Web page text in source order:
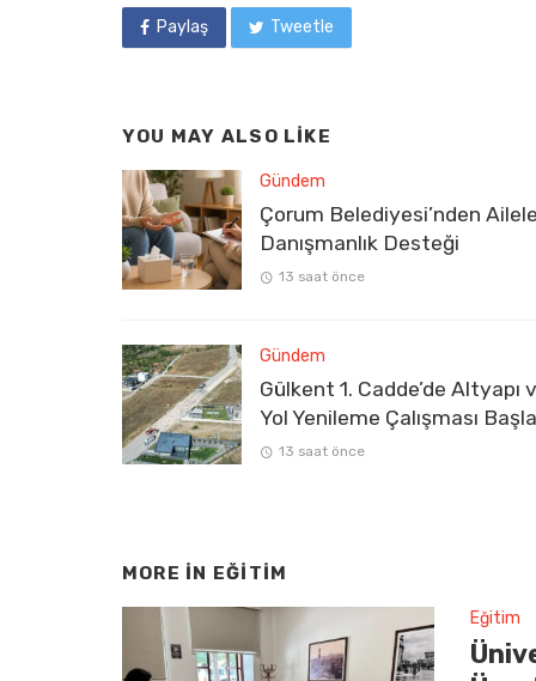
Paylaş Tweetle
YOU MAY ALSO LIKE
Gündem
Çorum Belediyesi’nden
Danışmanlık Desteği
13 saat önce
Gündem
Gülkent 1. Cadde’de Altyapı
Yol Yenileme Çalışması
13 saat önce
MORE IN EĞITIM
Eğitim